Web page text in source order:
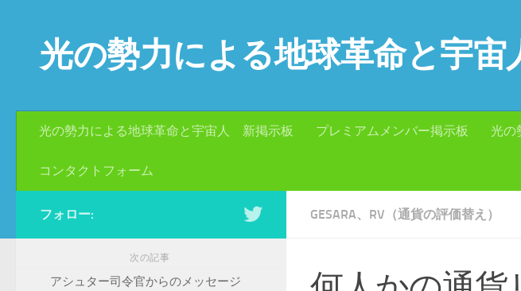
光の勢力による地球革命と宇宙
光の勢力による地球革命と宇宙人 新掲示板 プレミアムメンバー掲示板 光の
コンタクトフォーム
GESARA、RV（通貨の評価替え）
フォロー:
次の記事
アシュター司令官からのメッセージ